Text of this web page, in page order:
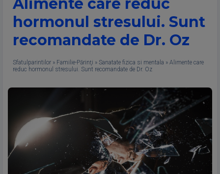
Alimente care reduc
hormonul stresului. Sunt
recomandate de Dr. Oz
Sfatulparintilor » Familie-Părinţi » Sanatate fizica si mentala » Alimente care
reduc hormonul stresului. Sunt recomandate de Dr. Oz